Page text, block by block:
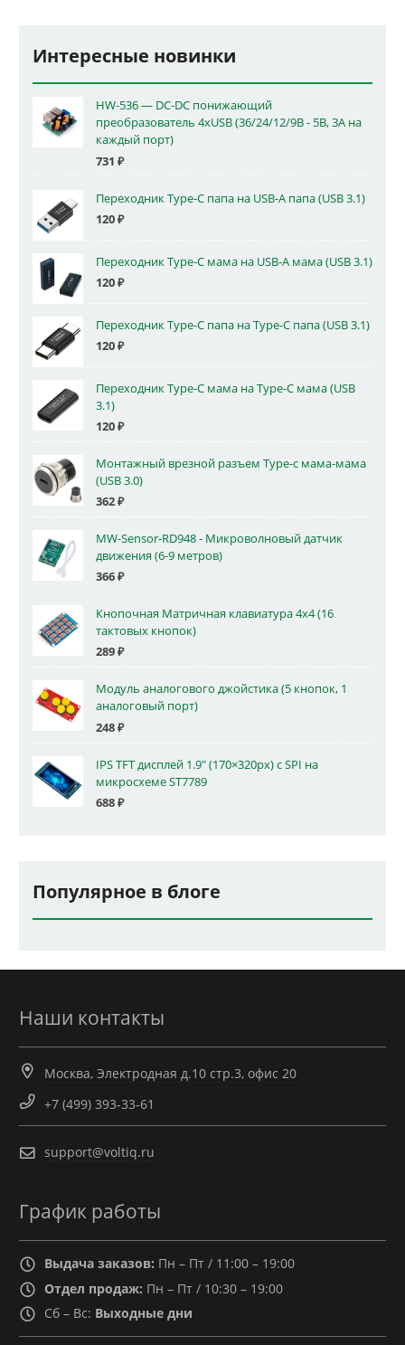
Интересные новинки
HW-536 — DC-DC понижающий
преобразователь 4xUSB (36/24/12/9В - 5В, 3А на
каждый порт)
731 ₽
Переходник Type-C папа на USB-A папа (USB 3.1)
120₽
Переходник Type-C мама на USB-A мама (USB 3.1)
120₽
Переходник Type-C папа на Type-C папа (USB 3.1)
120₽
Переходник Type-C мама на Type-C мама (USB
3.1)
120₽
Монтажный врезной разъем Type-c мама-мама
(USB 3.0)
362₽
MW-Sensor-RD948 - Микроволновый датчик
движения (6-9 метров)
366₽
Кнопочная Матричная клавиатура 4x4 (16
тактовых кнопок)
289₽
Модуль аналогового джойстика (5 кнопок, 1
аналоговый порт)
248₽
IPS TFT дисплей 1.9" (170×320px) с SPI на
микросхеме ST7789
688₽
Популярное в блоге
Наши контакты
Москва, Электродная д.10 стр.3, офис 20
+7 (499) 393-33-61
support@voltiq.ru
График работы
Выдача заказов: Пн – Пт / 11:00 – 19:00
Отдел продаж: Пн – Пт / 10:30 – 19:00
Сб – Вс: Выходные дни